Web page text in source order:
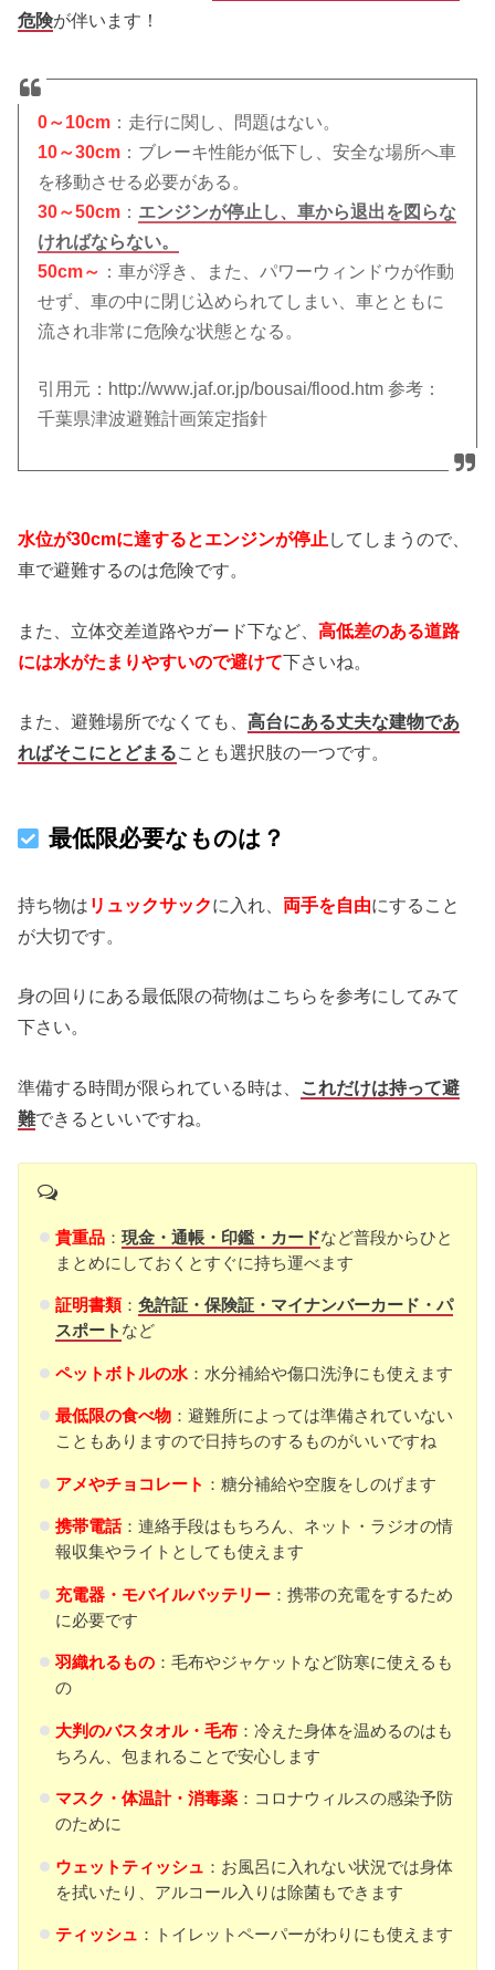
危険が伴います！
0～10cm ：走行に関し、問題はない。
10～30cm ：ブレーキ性能が低下し、安全な場所へ車
を移動させる必要がある。
30～50cm ： エンジンが停止し、車から退出を図らな
ければならない。
50cm～ ：車が浮き、また、パワーウィンドウが作動
せず、車の中に閉じ込められてしまい、車とともに
流され非常に危険な状態となる。
引用元：http://www.jaf.or.jp/bousai/flood.htm 参考：
千葉県津波避難計画策定指針
水位が30cmに達するとエンジンが停止 してしまうので、
車で避難するのは危険です。
また、立体交差道路やガード下など、高低差のある道路
には水がたまりやすいので避けて下さいね。
また、避難場所でなくても、高台にある丈夫な建物であ
ればそこにとどまることも選択肢の一つです。
最低限必要なものは？
持ち物は リュックサックに入れ、 両手を自由にすること
が大切です。
身の回りにある最低限の荷物はこちらを参考にしてみて
下さい。
準備する時間が限られている時は、 これだけは持って避
難できるといいですね。
貴重品： 現金・通帳・印鑑・カードなど普段からひと
まとめにしておくとすぐに持ち運べます
証明書類： 免許証・保険証・マイナンバーカード・パ
スポート など
ペットボトルの水：水分補給や傷口洗浄にも使えます
最低限の食べ物：避難所によっては準備されていない
こともありますので日持ちのするものがいいですね
アメやチョコレート ：糖分補給や空腹をしのげます
携帯電話：連絡手段はもちろん、ネット・ラジオの情
報収集やライトとしても使えます
充電器・モバイルバッテリー：携帯の充電をするため
に必要です
羽織れるもの：毛布やジャケットなど防寒に使えるも
の
大判のバスタオル・ 毛布：冷えた身体を温めるのはも
ちろん、包まれることで安心します
マスク・体温計・消毒薬：コロナウィルスの感染予防
のために
ウェットティッシュ ：お風呂に入れない状況では身体
を拭いたり、アルコール入りは除菌もできます
ティッシュ ：トイレットペーパーがわりにも使えます